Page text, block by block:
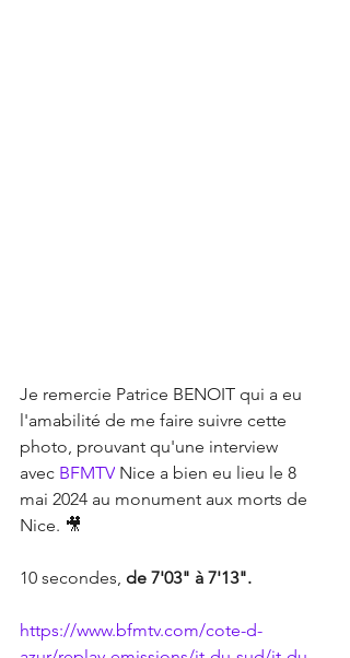
Je remercie Patrice BENOIT qui a eu
l'amabilité de me faire suivre cette
photo, prouvant qu'une interview
avec BFMTV Nice a bien eu lieu le 8
mai 2024 au monument aux morts de
Nice. 🎥
10 secondes, de 7'03" à 7'13".
https://www.bfmtv.com/cote-d-